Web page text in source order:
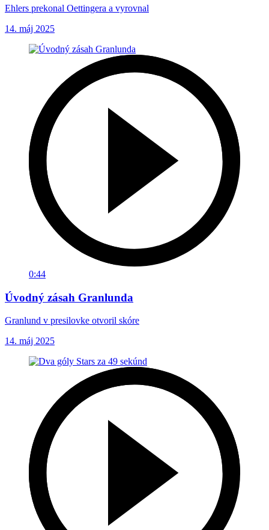
Ehlers prekonal Oettingera a vyrovnal
14. máj 2025
0:44
Úvodný zásah Granlunda
Granlund v presilovke otvoril skóre
14. máj 2025